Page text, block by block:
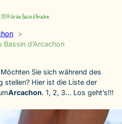
für das Bassin d’Arcachon
d’Arcachon
Sie sich während des
stellen? Hier ist die Liste der
Arcachon. 1, 2, 3… Los geht’s!!!